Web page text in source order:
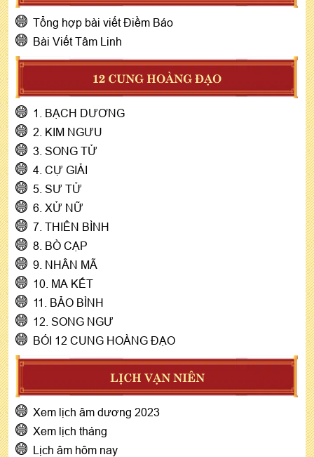
Tổng hợp bài viết Điềm Báo
Bài Viết Tâm Linh
12 CUNG HOÀNG ĐẠO
1. BẠCH DƯƠNG
2. KIM NGƯU
3. SONG TỬ
4. CỰ GIẢI
5. SƯ TỬ
6. XỬ NỮ
7. THIÊN BÌNH
8. BÒ CẠP
9. NHÂN MÃ
10. MA KẾT
11. BẢO BÌNH
12. SONG NGƯ
BÓI 12 CUNG HOÀNG ĐẠO
LỊCH VẠN NIÊN
Xem lịch âm dương 2023
Xem lịch tháng
Lịch âm hôm nay